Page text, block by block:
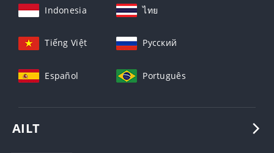
Indonesia ไทย
Tiếng Việt Русский
Español Português
AILT